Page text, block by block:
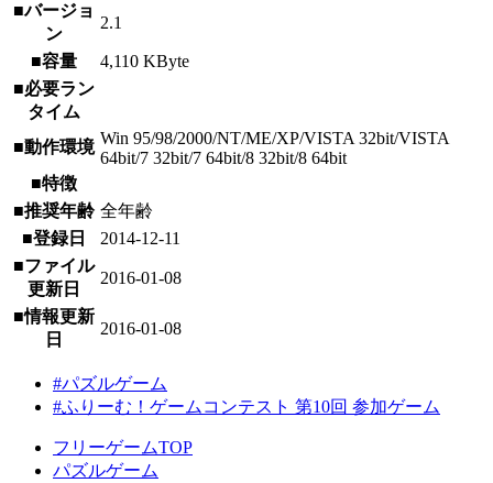
■バージョ
ン
2.1
■容量
4,110 KByte
■必要ラン
タイム
■動作環境 Win 95/98/2000/NT/ME/XP/VISTA 32bit/VISTA
64bit/7 32bit/7 64bit/8 32bit/8 64bit
■特徴
■推奨年齢 全年齢
■登録日
2014-12-11
■ファイル
更新日
2016-01-08
■情報更新
日
2016-01-08
#パズルゲーム
#ふりーむ！ゲームコンテスト 第10回 参加ゲーム
フリーゲームTOP
パズルゲーム